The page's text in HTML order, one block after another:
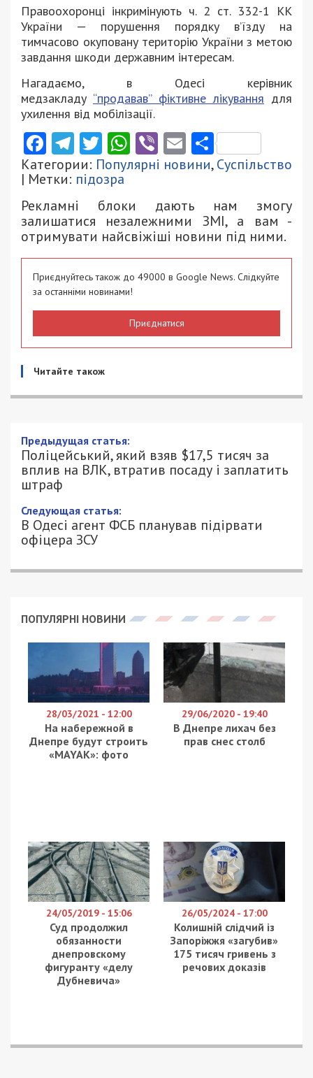
Правоохоронці інкримінують ч. 2 ст. 332-1 КК
України — порушення порядку в’їзду на
тимчасово окуповану територію України з метою
завдання шкоди державним інтересам.
Нагадаємо, в Одесі керівник
медзакладу “продавав” фіктивне лікування для
ухилення від мобілізації.
Facebook
Telegram
Twitter
WhatsApp
ViberEmail
Категории: Популярні новини,Суспільство
| Метки: підозра
Рекламні блоки дають нам змогу
залишатися незалежними ЗМІ, а вам -
отримувати найсвіжіші новини під ними.
Приєднуйтесь також до 49000 в Google News. Слідкуйте
за останніми новинами!
Приєднатися
Читайте також
Предыдущая статья:
Поліцейський, який взяв $17,5 тисяч за
вплив на ВЛК, втратив посаду і заплатить
штраф
Следующая статья:
В Одесі агент ФСБ планував підірвати
офіцера ЗСУ
ПОПУЛЯРНІ НОВИНИ
28/03/2021 - 12:00
На набережной в
Днепре будут строить
«MAYAK»: фото
29/06/2020 - 19:40
В Днепре лихач без
прав снес столб
24/05/2019 - 15:06
Суд продолжил
обязанности
днепровскому
фигуранту «делу
Дубневича»
26/05/2024 - 17:00
Колишній слідчий із
Запоріжжя «загубив»
175 тисяч гривень з
речових доказів